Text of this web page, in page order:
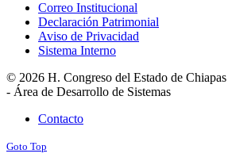
Correo Institucional
Declaración Patrimonial
Aviso de Privacidad
Sistema Interno
© 2026 H. Congreso del Estado de
- Área de Desarrollo de Sistemas
Contacto
Goto Top